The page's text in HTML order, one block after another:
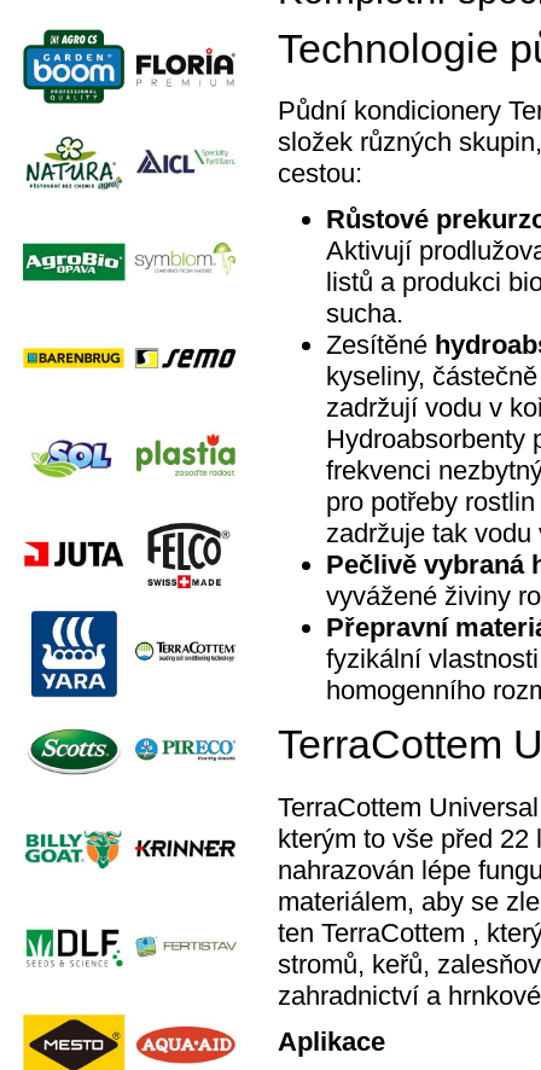
Technologie
Půdní kondicionery
složek různých
cestou:
Růstové
Aktivují
listů a produkci
sucha.
Zesítěné
kyseliny,
zadržují vodu v
Hydroabsorbenty
frekvenci
pro potřeby
zadržuje tak
Pečlivě vybraná
vyvážené živiny
Přepravní
fyzikální
homogenního
TerraCottem
TerraCottem
kterým to vše před
nahrazován lépe
materiálem, aby se
ten TerraCottem ,
stromů, keřů,
zahradnictví a
Aplikace